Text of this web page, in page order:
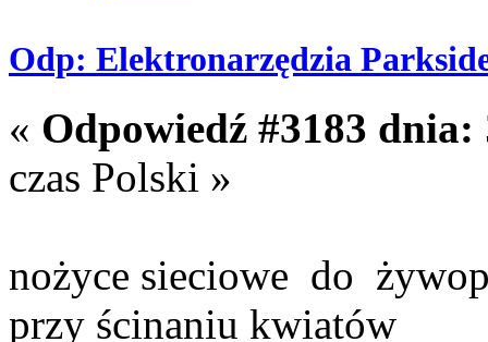
Odp: Elektronarzędzia
« Odpowiedź #3183 dnia:
czas Polski »
nożyce sieciowe do
przy ścinaniu kwiatów